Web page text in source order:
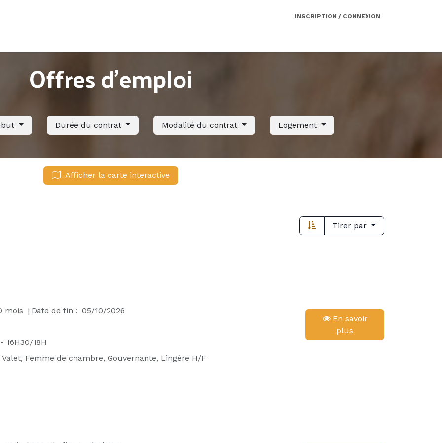
INSCRIPTION / CONNEXION
Offres d'emploi
Durée du contrat Modalité du contrat Logement
Afficher la carte interactive
Tirer par
mois | Date de fin : 05/10/2026
16H30/18H
Valet, Femme de chambre, Gouvernante, Lingère H/F
En savoir
plus